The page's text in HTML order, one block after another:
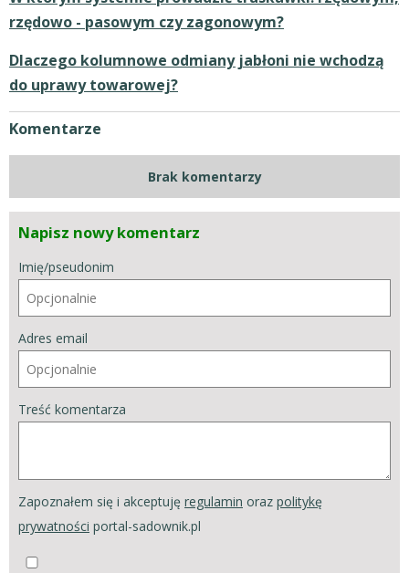
rzędowo - pasowym czy zagonowym?
Dlaczego kolumnowe odmiany jabłoni nie wchodzą
do uprawy towarowej?
Komentarze
Brak komentarzy
Napisz nowy komentarz
Imię/pseudonim
Adres email
Treść komentarza
Zapoznałem się i akceptuję regulamin oraz politykę
prywatności portal-sadownik.pl